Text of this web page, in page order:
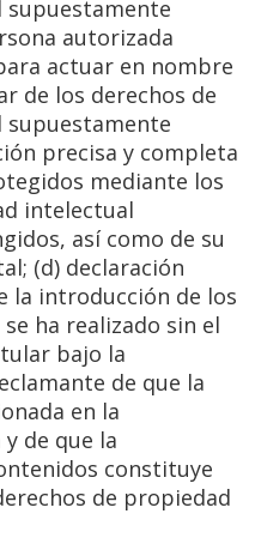
autorizada
actuar en nombre
de los derechos de
precisa y completa
mediante los
intelectual
así como de su
(d) declaración
la introducción de los
ha realizado sin el
bajo la
de que la
en la
de que la
constituye
de propiedad